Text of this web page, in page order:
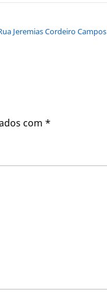
Jeremias Cordeiro Campos
com *